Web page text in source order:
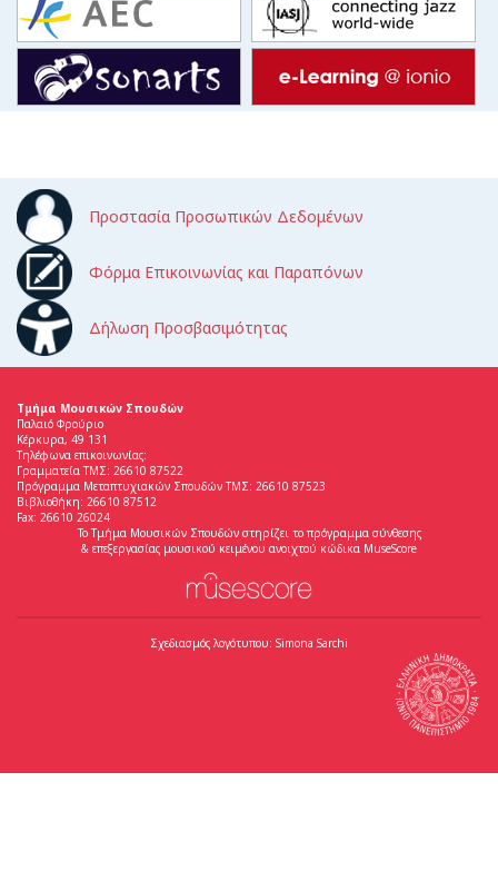
Προστασία Προσωπικών Δεδομένων
Φόρμα Επικοινωνίας και Παραπόνων
Δήλωση Προσβασιμότητας
Τμήμα Μουσικών Σπουδών
Παλαιό Φρούριο
Κέρκυρα, 49 131
Τηλέφωνα επικοινωνίας:
Γραμματεία ΤΜΣ: 26610 87522
Πρόγραμμα Μεταπτυχιακών Σπουδών ΤΜΣ: 26610 87523
Βιβλιοθήκη: 26610 87512
Fax: 26610 26024
Το Τμήμα Μουσικών Σπουδών στηρίζει το πρόγραμμα σύνθεσης
& επεξεργασίας μουσικού κειμένου ανοιχτού κώδικα MuseScore
Σχεδιασμός λογότυπου: Simona Sarchi